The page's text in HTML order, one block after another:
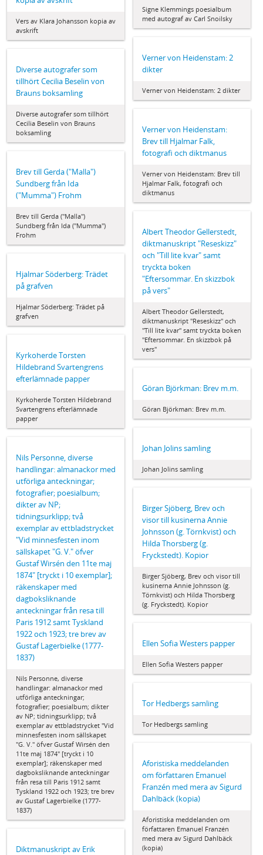
Signe Klemmings poesialbum
med autograf av Carl Snoilsky
Vers av Klara Johansson kopia av
avskrift
Verner von Heidenstam: 2
dikter
Verner von Heidenstam: 2 dikter
Diverse autografer som
tillhört Cecilia Beselin von
Brauns boksamling
Diverse autografer som tillhört
Cecilia Beselin von Brauns
boksamling
Verner von Heidenstam:
Brev till Hjalmar Falk,
fotografi och diktmanus
Verner von Heidenstam: Brev till
Hjalmar Falk, fotografi och
diktmanus
Brev till Gerda ("Malla")
Sundberg från Ida
("Mumma") Frohm
Brev till Gerda ("Malla")
Sundberg från Ida ("Mumma")
Frohm
Albert Theodor Gellerstedt,
diktmanuskript "Reseskizz"
och "Till lite kvar" samt
tryckta boken
"Eftersommar. En skizzbok
på vers"
Albert Theodor Gellerstedt,
diktmanuskript "Reseskizz" och
"Till lite kvar" samt tryckta boken
"Eftersommar. En skizzbok på
vers"
Hjalmar Söderberg: Trädet
på grafven
Hjalmar Söderberg: Trädet på
grafven
Kyrkoherde Torsten
Hildebrand Svartengrens
efterlämnade papper
Kyrkoherde Torsten Hildebrand
Svartengrens efterlämnade
papper
Göran Björkman: Brev m.m.
Göran Björkman: Brev m.m.
Johan Jolins samling
Johan Jolins samling
Nils Personne, diverse
handlingar: almanackor med
utförliga anteckningar;
fotografier; poesialbum;
dikter av NP;
tidningsurklipp; två
exemplar av ettbladstrycket
"Vid minnesfesten inom
sällskapet "G. V." öfver
Gustaf Wirsén den 11te maj
1874" [tryckt i 10 exemplar];
räkenskaper med
dagboksliknande
anteckningar från resa till
Paris 1912 samt Tyskland
1922 och 1923; tre brev av
Gustaf Lagerbielke (1777-
1837)
Nils Personne, diverse
handlingar: almanackor med
utförliga anteckningar;
fotografier; poesialbum; dikter
av NP; tidningsurklipp; två
exemplar av ettbladstrycket "Vid
minnesfesten inom sällskapet
"G. V." öfver Gustaf Wirsén den
11te maj 1874" [tryckt i 10
exemplar]; räkenskaper med
dagboksliknande anteckningar
från resa till Paris 1912 samt
Tyskland 1922 och 1923; tre brev
av Gustaf Lagerbielke (1777-
1837)
Birger Sjöberg, Brev och
visor till kusinerna Annie
Johnsson (g. Törnkvist) och
Hilda Thorsberg (g.
Fryckstedt). Kopior
Birger Sjöberg, Brev och visor till
kusinerna Annie Johnsson (g.
Törnkvist) och Hilda Thorsberg
(g. Fryckstedt). Kopior
Ellen Sofia Westers papper
Ellen Sofia Westers papper
Tor Hedbergs samling
Tor Hedbergs samling
Aforistiska meddelanden
om författaren Emanuel
Franzén med mera av Sigurd
Dahlbäck (kopia)
Aforistiska meddelanden om
författaren Emanuel Franzén
med mera av Sigurd Dahlbäck
(kopia)
Diktmanuskript av Erik